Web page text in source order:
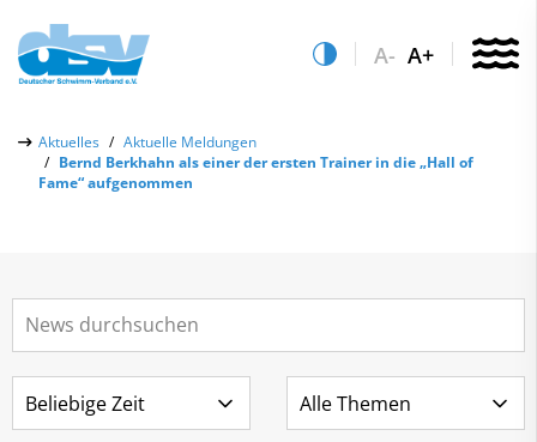
A- A+
Aktuelles
Aktuelle Meldungen
Bernd Berkhahn als einer der ersten Trainer in die „Hall of
Fame“ aufgenommen
Über uns
Aktuelles
Leistungs- & Wettkampfsport
Schwimmen lernen
Sportentwicklung
Vereinsfinder
Lizenzwesen
Zentrale Hinweisstelle
Anti-Doping